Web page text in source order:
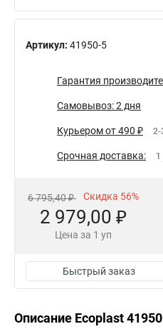
Артикул: 41950-5
Гарантия
Самовывоз: 2 дня
Курьером от 490 ₽ 2-
Срочная доставка: 1
6 795,40 ₽ Скидка 56%
2 979,00 ₽
Цена за 1 уп
Быстрый заказ
Описание Ecoplast